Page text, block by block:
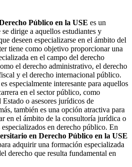
Público en la USE es un
dirige a aquellos estudiantes y
deseen especializarse en el ámbito del
tiene como objetivo proporcionar una
en el campo del derecho
el derecho administrativo, el derecho
y el derecho internacional público.
especialmente interesante para aquellos
en el sector público, como
o asesores jurídicos de
también es una opción atractiva para
en el ámbito de la consultoría jurídica o
especializados en derecho público. En
en Derecho Público en la USE
adquirir una formación especializada
derecho que resulta fundamental en